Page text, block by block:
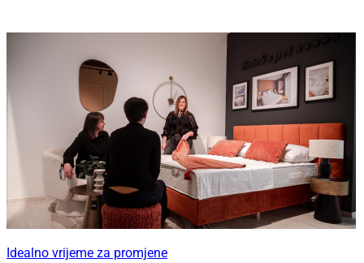
Idealno vrijeme za promjene